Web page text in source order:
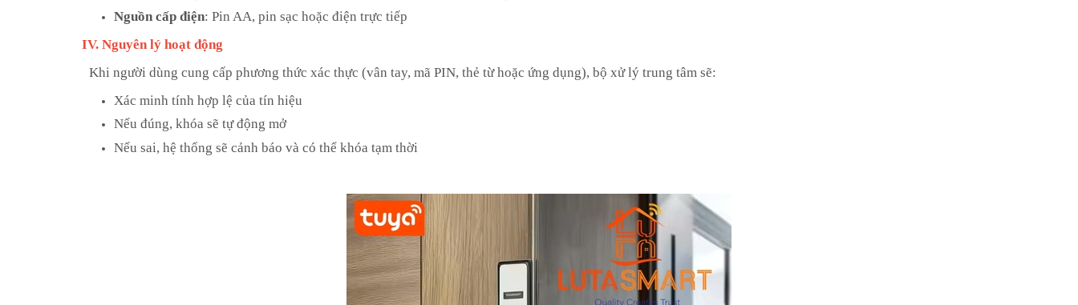
Nguồn cấp điện: Pin AA, pin sạc hoặc điện trực tiếp
IV. Nguyên lý hoạt động
Khi người dùng cung cấp phương thức xác thực (vân tay, mã PIN, thẻ từ hoặc ứng dụng), bộ xử lý trung tâm sẽ:
Xác minh tính hợp lệ của tín hiệu
Nếu đúng, khóa sẽ tự động mở
Nếu sai, hệ thống sẽ cảnh báo và có thể khóa tạm thời